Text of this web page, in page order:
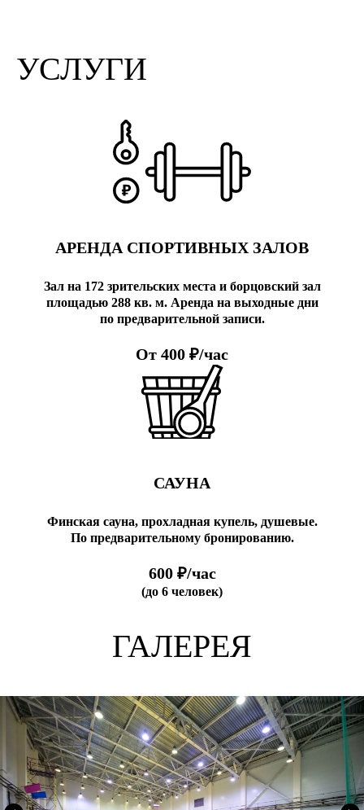
УСЛУГИ
АРЕНДА СПОРТИВНЫХ ЗАЛОВ
Зал на 172 зрительских места и борцовский зал
площадью 288 кв. м. Аренда на выходные дни
по предварительной записи.
От 400 ₽/час
САУНА
Финская сауна, прохладная купель, душевые.
По предварительному бронированию.
600 ₽/час
(до 6 человек)
ГАЛЕРЕЯ